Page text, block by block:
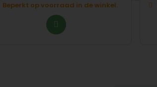
Beperkt op voorraad in de winkel.